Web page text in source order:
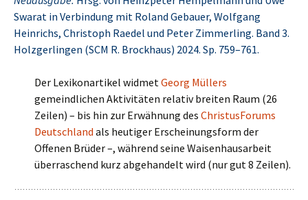
Swarat in Verbindung mit Roland Gebauer, Wolfgang
Heinrichs, Christoph Raedel und Peter Zimmerling. Band 3.
Holzgerlingen (SCM R. Brockhaus) 2024. Sp. 759–761.
Der Lexikonartikel widmetGeorg Müllers
gemeindlichen Aktivitäten relativ breiten Raum (26
Zeilen) – bis hin zur Erwähnung des ChristusForums
Deutschland als heutiger Erscheinungsform der
Offenen Brüder –, während seine Waisenhausarbeit
überraschend kurz abgehandelt wird (nur gut 8 Zeilen).